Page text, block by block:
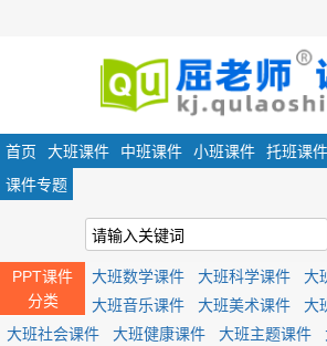
首页 大班课件 中班课件 小班课件 托班课件
课件专题
PPT课件
分类
大班数学课件 大班科学课件
大
大班音乐课件
大班美术课件
大
大班社会课件
大班健康课件 大班主题课件